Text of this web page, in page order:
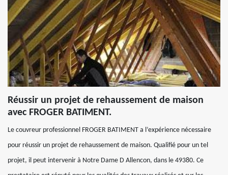
Réussir un projet de rehaussement de maison
avec FROGER BATIMENT.
Le couvreur professionnel FROGER BATIMENT a l’expérience nécessaire
pour réussir un projet de rehaussement de maison. Qualifié pour un tel
projet, il peut intervenir à Notre Dame D Allencon, dans le 49380. Ce